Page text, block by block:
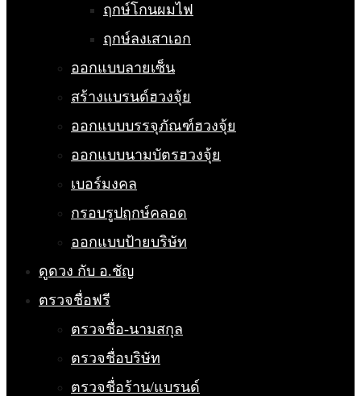
ฤกษ์โกนผมไฟ
ฤกษ์ลงเสาเอก
ออกแบบลายเซ็น
สร้างแบรนด์ฮวงจุ้ย
ออกแบบบรรจุภัณฑ์ฮวงจุ้ย
ออกแบบนามบัตรฮวงจุ้ย
เบอร์มงคล
กรอบรูปฤกษ์คลอด
ออกแบบป้ายบริษัท
ดูดวง กับ อ.ชัญ
ตรวจชื่อฟรี
ตรวจชื่อ-นามสกุล
ตรวจชื่อบริษัท
ตรวจชื่อร้าน/แบรนด์